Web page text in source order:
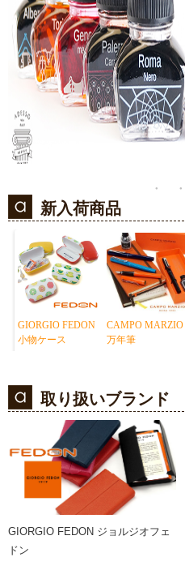
新入荷商品
取り扱いブランド
GIORGIO FEDON ジョルジオフェ
ドン